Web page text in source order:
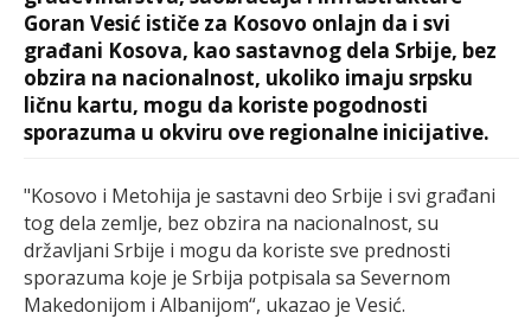
Goran Vesić ističe za Kosovo onlajn da i svi
građani Kosova, kao sastavnog dela Srbije, bez
obzira na nacionalnost, ukoliko imaju srpsku
ličnu kartu, mogu da koriste pogodnosti
sporazuma u okviru ove regionalne inicijative.
"Kosovo i Metohija je sastavni deo Srbije i svi građani
tog dela zemlje, bez obzira na nacionalnost, su
državljani Srbije i mogu da koriste sve prednosti
sporazuma koje je Srbija potpisala sa Severnom
Makedonijom i Albanijom“, ukazao je Vesić.